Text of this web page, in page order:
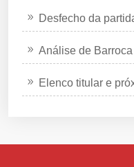
Desfecho da
Análise de
Elenco titular e